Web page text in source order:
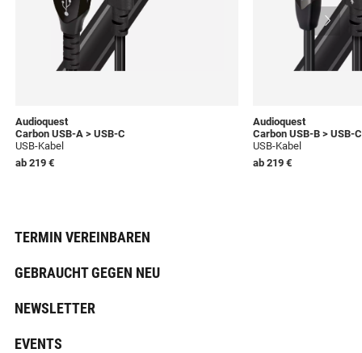
Audioquest
Carbon USB-A > USB-C
USB-Kabel
ab 219 €
Audioquest
Carbon USB-B > USB-C
USB-Kabel
ab 219 €
TERMIN VEREINBAREN
GEBRAUCHT GEGEN NEU
NEWSLETTER
EVENTS